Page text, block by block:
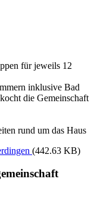
für jeweils 12
inklusive Bad
die Gemeinschaft
rund um das Haus
(442.63 KB)